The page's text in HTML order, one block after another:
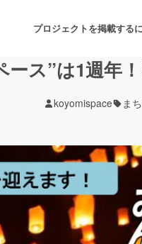
プロジェクトを掲載する
音楽
ゲーム・サービス開発
ス”は1週年
koyomispace ま